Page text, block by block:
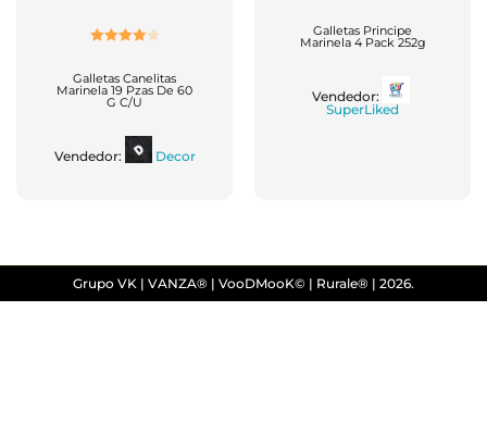
Con4.00
De 5
Galletas Canelitas
Marinela 19 Pzas De 60
G C/u
Vendedor: Decor
Galletas Principe
Marinela 4 Pack 252g
Vendedor:
SuperLiked
Grupo VK | VANZA® | VooDMooK© | Rurale® | 2026.